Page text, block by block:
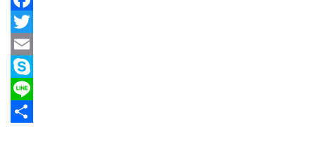
F
a
c
e
b
T
w
E
m
a
S
kL